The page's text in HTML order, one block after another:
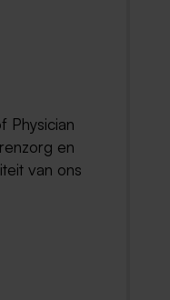
Physician
en
van ons